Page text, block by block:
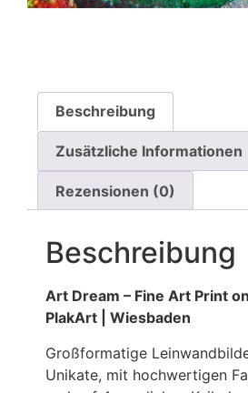
Beschreibung
Zusätzliche Informationen
Rezensionen (0)
Beschreibung
Art Dream – Fine Art Print
PlakArt | Wiesbaden
Großformatige
Unikate, mit hochwertigen